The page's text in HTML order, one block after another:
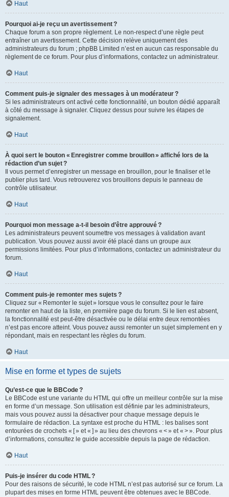
Haut
Pourquoi ai-je reçu un avertissement ?
Chaque forum a son propre règlement. Le non-respect d’une règle peut
entraîner un avertissement. Cette décision relève uniquement des
administrateurs du forum ; phpBB Limited n’est en aucun cas responsable du
règlement de ce forum. Pour plus d’informations, contactez un administrateur.
Haut
Comment puis-je signaler des messages à un modérateur ?
Si les administrateurs ont activé cette fonctionnalité, un bouton dédié apparaît
à côté du message à signaler. Cliquez dessus pour suivre les étapes de
signalement.
Haut
À quoi sert le bouton « Enregistrer comme brouillon » affiché lors de la
rédaction d’un sujet ?
Il vous permet d’enregistrer un message en brouillon, pour le finaliser et le
publier plus tard. Vous retrouverez vos brouillons depuis le panneau de
contrôle utilisateur.
Haut
Pourquoi mon message a-t-il besoin d’être approuvé ?
Les administrateurs peuvent soumettre vos messages à validation avant
publication. Vous pouvez aussi avoir été placé dans un groupe aux
permissions limitées. Pour plus d’informations, contactez un administrateur du
forum.
Haut
Comment puis-je remonter mes sujets ?
Cliquez sur « Remonter le sujet » lorsque vous le consultez pour le faire
remonter en haut de la liste, en première page du forum. Si le lien est absent,
la fonctionnalité est peut-être désactivée ou le délai entre deux remontées
n’est pas encore atteint. Vous pouvez aussi remonter un sujet simplement en y
répondant, mais en respectant les règles du forum.
Haut
Mise en forme et types de sujets
Qu’est-ce que le BBCode ?
Le BBCode est une variante du HTML qui offre un meilleur contrôle sur la mise
en forme d’un message. Son utilisation est définie par les administrateurs,
mais vous pouvez aussi la désactiver pour chaque message depuis le
formulaire de rédaction. La syntaxe est proche du HTML : les balises sont
entourées de crochets « [ » et « ] » au lieu des chevrons « < » et « > ». Pour plus
d’informations, consultez le guide accessible depuis la page de rédaction.
Haut
Puis-je insérer du code HTML ?
Pour des raisons de sécurité, le code HTML n’est pas autorisé sur ce forum. La
plupart des mises en forme HTML peuvent être obtenues avec le BBCode.